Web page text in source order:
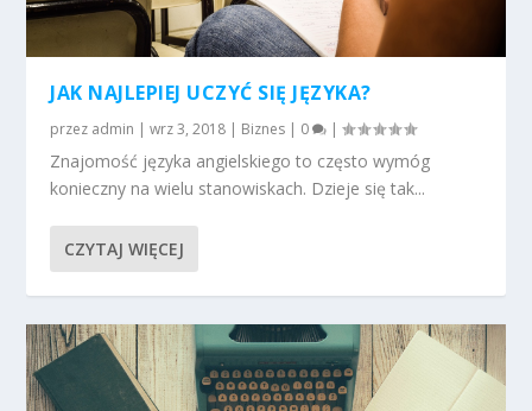
JAK NAJLEPIEJ UCZYĆ SIĘ JĘZYKA?
przez admin |wrz 3, 2018 | Biznes | 0 |
Znajomość języka angielskiego to często wymóg
konieczny na wielu stanowiskach. Dzieje się tak...
CZYTAJ WIĘCEJ